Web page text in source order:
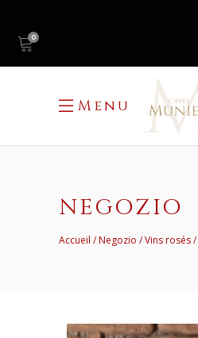
0
Menu
NEGOZIO
Accueil Negozio Vins rosés